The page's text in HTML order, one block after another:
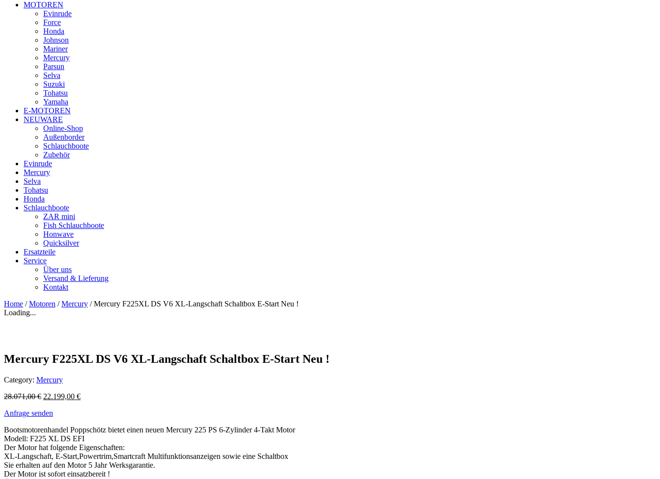
MOTOREN
Evinrude
Force
Honda
Johnson
Mariner
Mercury
Parsun
Selva
Suzuki
Tohatsu
Yamaha
E-MOTOREN
NEUWARE
Online-Shop
Außenborder
Schlauchboote
Zubehör
Evinrude
Mercury
Selva
Tohatsu
Honda
Schlauchboote
ZAR mini
Fish Schlauchboote
Honwave
Quicksilver
Ersatzteile
Service
Über uns
Versand & Lieferung
Kontakt
Home /Motoren /Mercury / Mercury F225XL DS V6 XL-Langschaft Schaltbox E-Start Neu !
Loading...
Mercury F225XL DS V6 XL-Langschaft Schaltbox E-Start Neu !
Category: Mercury
28.071,00€ 22.199,00 €
Anfrage senden
Bootsmotorenhandel Poppschötz bietet einen neuen Mercury 225 PS 6-Zylinder 4-Takt Motor
Modell: F225 XL DS EFI
Der Motor hat folgende Eigenschaften:
XL-Langschaft, E-Start,Powertrim,Smartcraft Multifunktionsanzeigen sowie eine Schaltbox
Sie erhalten auf den Motor 5 Jahr Werksgarantie.
Der Motor ist sofort einsatzbereit !